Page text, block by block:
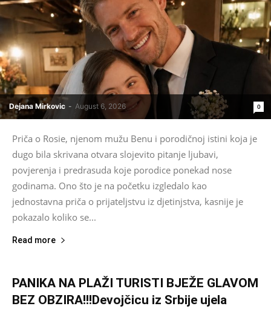
Dejana Mirkovic - August 6, 2026 0
Priča o Rosie, njenom mužu Benu i porodičnoj istini koja je
dugo bila skrivana otvara slojevito pitanje ljubavi,
povjerenja i predrasuda koje porodice ponekad nose
godinama. Ono što je na početku izgledalo kao
jednostavna priča o prijateljstvu iz djetinjstva, kasnije je
pokazalo koliko se...
Read more
PANIKA NA PLAŽI TURISTI BJEŽE GLAVOM
BEZ OBZIRA!!!Devojčicu iz Srbije ujela